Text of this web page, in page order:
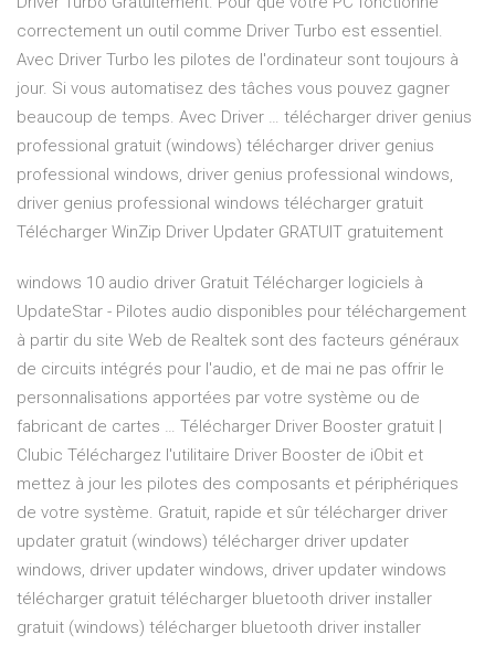
correctement un outil comme Driver Turbo est essentiel.
Avec Driver Turbo les pilotes de l'ordinateur sont toujours à
jour. Si vous automatisez des tâches vous pouvez gagner
beaucoup de temps. Avec Driver … télécharger driver genius
professional gratuit (windows) télécharger driver genius
professional windows, driver genius professional windows,
driver genius professional windows télécharger gratuit
Télécharger WinZip Driver Updater GRATUIT gratuitement
windows 10 audio driver Gratuit Télécharger logiciels à
UpdateStar - Pilotes audio disponibles pour téléchargement
à partir du site Web de Realtek sont des facteurs généraux
de circuits intégrés pour l'audio, et de mai ne pas offrir le
personnalisations apportées par votre système ou de
fabricant de cartes … Télécharger Driver Booster gratuit |
Clubic Téléchargez l'utilitaire Driver Booster de iObit et
mettez à jour les pilotes des composants et périphériques
de votre système. Gratuit, rapide et sûr télécharger driver
updater gratuit (windows) télécharger driver updater
windows, driver updater windows, driver updater windows
télécharger gratuit télécharger bluetooth driver installer
gratuit (windows) télécharger bluetooth driver installer